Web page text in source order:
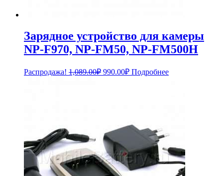
Зарядное устройство для камеры
NP-F970, NP-FM50, NP-FM500H
Распродажа! 1,089.00₽ Первоначальная
990.00₽Текущая
цена:
Подробнее